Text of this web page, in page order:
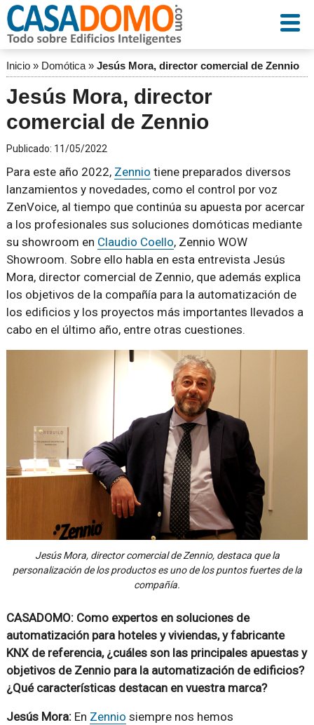
Inicio» Domótica» Jesús Mora, director comercial de Zennio
Jesús Mora, director
comercial de Zennio
Publicado: 11/05/2022
Para este año 2022, Zennio tiene preparados diversos
lanzamientos y novedades, como el control por voz
ZenVoice, al tiempo que continúa su apuesta por acercar
a los profesionales sus soluciones domóticas mediante
su showroom en Claudio Coello, Zennio WOW
Showroom. Sobre ello habla en esta entrevista Jesús
Mora, director comercial de Zennio, que además explica
los objetivos de la compañía para la automatización de
los edificios y los proyectos más importantes llevados a
cabo en el último año, entre otras cuestiones.
Jesús Mora, director comercial de Zennio, destaca que la
personalización de los productos es uno de los puntos fuertes de la
compañía.
CASADOMO: Como expertos en soluciones de
automatización para hoteles y viviendas, y fabricante
KNX de referencia, ¿cuáles son las principales apuestas y
objetivos de Zennio para la automatización de edificios?
¿Qué características destacan en vuestra marca?
Jesús Mora:En Zennio siempre nos hemos